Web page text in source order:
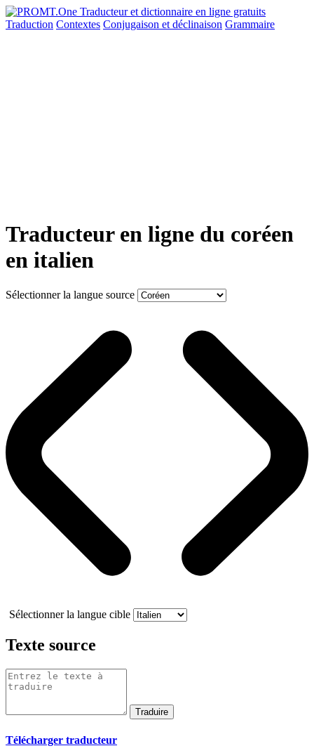
Traduction Contextes Conjugaison et déclinaison Grammaire
Traducteur en ligne du coréen
en italien
Sélectionner la langue source
Sélectionner la langue cible
Texte source
Télécharger traducteur